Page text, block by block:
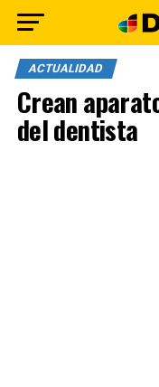
ACTUALIDAD
Crean
del dentista